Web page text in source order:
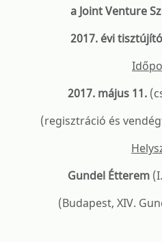
a Joint Venture
2017. évi
2017. május 11.
(regisztráció és
Gundel Étterem
(Budapest, XIV.